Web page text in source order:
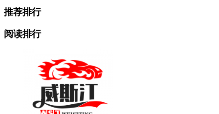
推荐排行
阅读排行